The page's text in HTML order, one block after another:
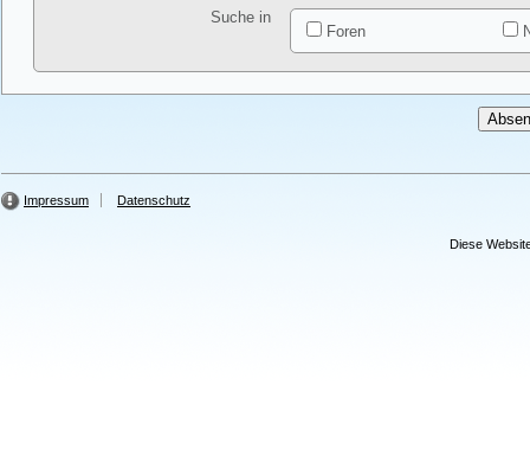
Suche in
Foren
Impressum Datenschutz
Diese